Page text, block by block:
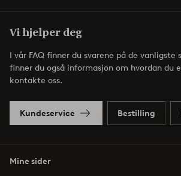
Vi hjelper deg
I vår FAQ finner du svarene på de vanligste
finner du også informasjon om hvordan du
kontakte oss.
Kundeservice Bestilling
Mine sider